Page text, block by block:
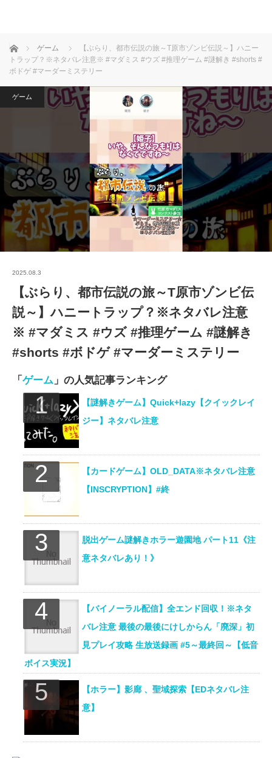
ホーム ゲーム
【ぶらり、都市伝説の旅～T原市ゾンビ伝説～】ハニー
トラップ？※ネタバレ注意※ #マダミス #ウズ #推理ゲーム #謎解き #shorts #
ボドゲ #マーダーミステリー
ゲーム
2025.08.3
【ぶらり、都市伝説の旅～T原市ゾンビ伝
説～】ハニートラップ？※ネタバレ注意
※ #マダミス #ウズ #推理ゲーム #謎解き
#shorts #ボドゲ #マーダーミステリー
「 ゲーム 」の人気記事ランキング
【謎解きゲーム】Quick+lazy【クイックレイ
ジー】ネタバレ注意
【カードゲーム】OLD_DATA※ネタバレ注意
【INSCRYPTION】#終
脱出ゲーム謎解きホラー遊園地 パート11《注
意ネタバレあり！》
【バイノーラル配信】全エンド回収！※ネタ
バレ注意 最後の最後にけしからん「廃深」初
見プレイ攻略 生放送録画 #5～最終回～【低音
ボイス実況】
【ホラー】影廊 、聖域探索【EDネタバレ注
意】